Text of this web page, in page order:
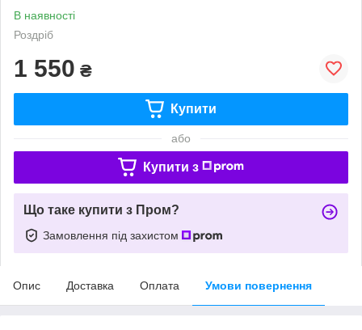
В наявності
Роздріб
1 550 ₴
Купити
або
Купити з
Що таке купити з Пром?
Замовлення під захистом
Опис Доставка Оплата Умови повернення